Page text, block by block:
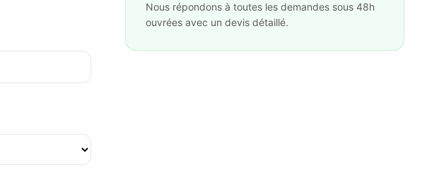
Nous répondons à toutes les demandes sous 48h
ouvrées avec un devis détaillé.